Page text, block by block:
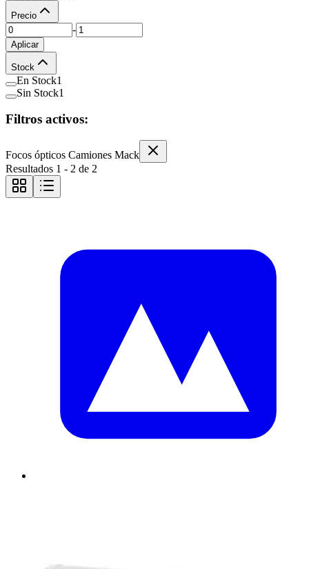
Precio
-
Aplicar
Stock
En Stock1
Sin Stock1
Filtros activos:
Focos ópticos Camiones Mack
Resultados 1 - 2 de 2